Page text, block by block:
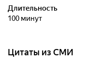
Длительность
100 минут
Цитаты из СМИ